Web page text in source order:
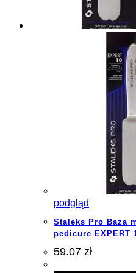
podgląd
Staleks Pro Baza
pedicure EXPERT
59.07 zł